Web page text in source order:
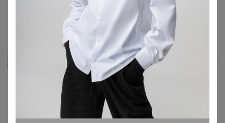
23 июня, 2025 23:30
nezabudka8808 Автор уже получил заказ!
В размер. Мне нравится, что высокая посадка. Джинса
не облегчённая.